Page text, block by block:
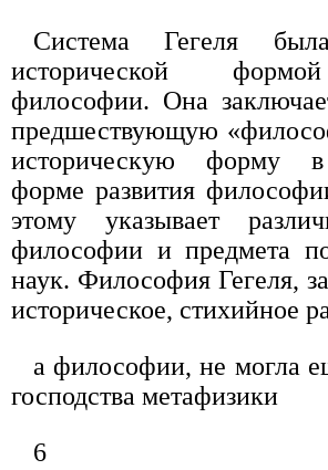
Система Гегеля
исторической
философии. Она
предшествующую
историческую форму в
форме развития
этому указывает
философии и предмета
наук. Философия Гегеля,
историческое, стихийное
а философии, не могла
господства метафизики
6